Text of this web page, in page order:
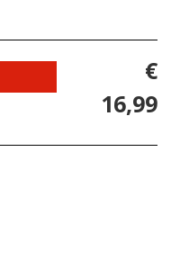
€
16,99